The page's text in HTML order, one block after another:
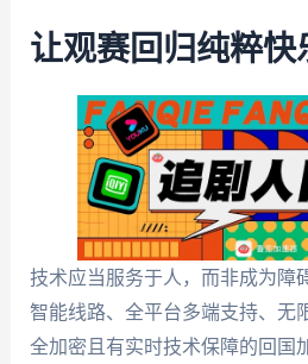
让观赛回归纯粹快
技术应当服务于人，而非成为障
智能线路、全平台多端支持、无
全加密且有实时技术保障的回国